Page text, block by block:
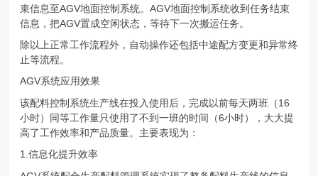
束信息至AGV地面控制系统。AGV地面控制系统收到任务结束
信息，把AGV置成空闲状态，等待下一次搬运任务。
除以上正常工作流程外，自动操作还包括中途配方变更和异常终
止等流程。
AGV系统应用效果
该配料控制系统生产线在投入使用后，完成以前每天两班（16
小时）同等工作量只使用了不到一班的时间（6小时），大大提
高了工作效率和产品质量。主要表现为：
1.信息化提升效率